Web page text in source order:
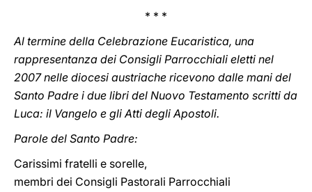
* * *
Al termine della Celebrazione Eucaristica, una
rappresentanza dei Consigli Parrocchiali eletti nel
2007 nelle diocesi austriache ricevono dalle mani del
Santo Padre i due libri del Nuovo Testamento scritti da
Luca: il Vangelo e gli Atti degli Apostoli.
Parole del Santo Padre:
Carissimi fratelli e sorelle,
membri dei Consigli Pastorali Parrocchiali